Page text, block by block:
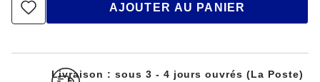
AJOUTER AU PANIER
Livraison : sous 3 - 4 jours ouvrés (La Poste)